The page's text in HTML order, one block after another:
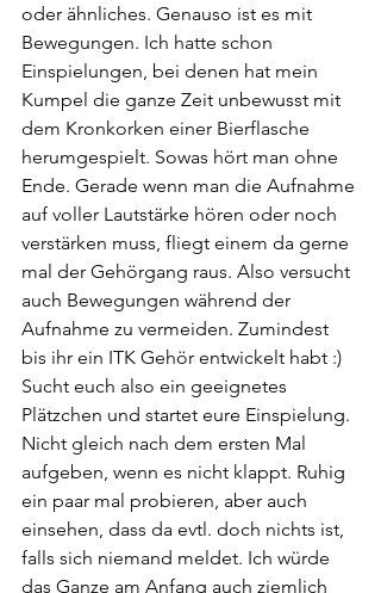
oder ähnliches. Genauso ist es mit
Bewegungen. Ich hatte schon
Einspielungen, bei denen hat mein
Kumpel die ganze Zeit unbewusst mit
dem Kronkorken einer Bierflasche
herumgespielt. Sowas hört man ohne
Ende. Gerade wenn man die Aufnahme
auf voller Lautstärke hören oder noch
verstärken muss, fliegt einem da gerne
mal der Gehörgang raus. Also versucht
auch Bewegungen während der
Aufnahme zu vermeiden. Zumindest
bis ihr ein ITK Gehör entwickelt habt :)
Sucht euch also ein geeignetes
Plätzchen und startet eure Einspielung.
Nicht gleich nach dem ersten Mal
aufgeben, wenn es nicht klappt. Ruhig
ein paar mal probieren, aber auch
einsehen, dass da evtl. doch nichts ist,
falls sich niemand meldet. Ich würde
das Ganze am Anfang auch ziemlich